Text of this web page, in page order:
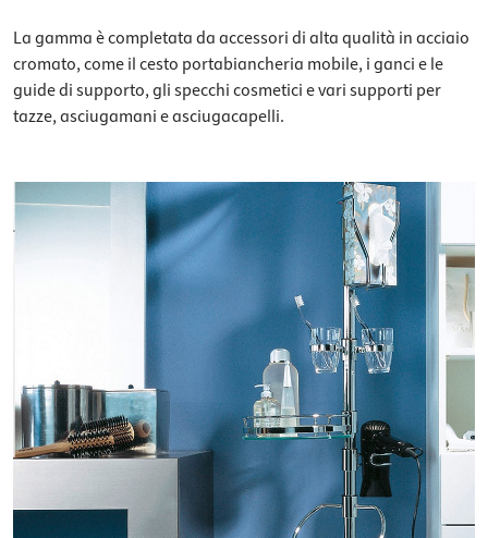
La gamma è completata da accessori di alta qualità in acciaio
cromato, come il cesto portabiancheria mobile, i ganci e le
guide di supporto, gli specchi cosmetici e vari supporti per
tazze, asciugamani e asciugacapelli.